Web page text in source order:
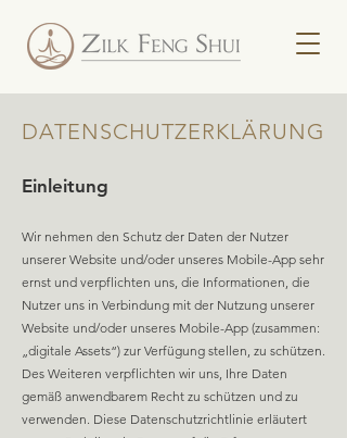
DATENSCHUTZERKLÄRUNG
Einleitung
Wir nehmen den Schutz der Daten der Nutzer
unserer Website und/oder unseres Mobile-App sehr
ernst und verpflichten uns, die Informationen, die
Nutzer uns in Verbindung mit der Nutzung unserer
Website und/oder unseres Mobile-App (zusammen:
„digitale Assets“) zur Verfügung stellen, zu schützen.
Des Weiteren verpflichten wir uns, Ihre Daten
gemäß anwendbarem Recht zu schützen und zu
verwenden. Diese Datenschutzrichtlinie erläutert